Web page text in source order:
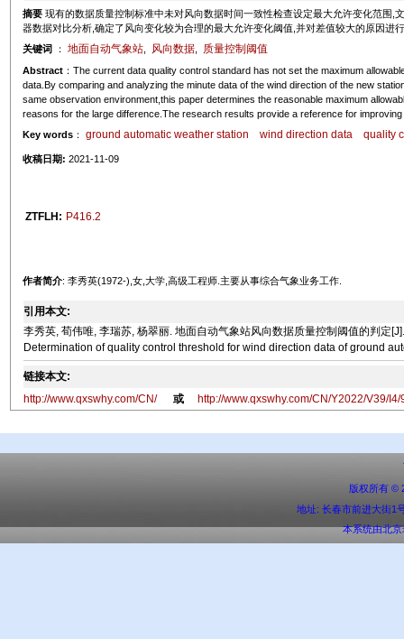
摘要现有的数据质量控制标准中未对风向数据时间一致性检查设定最大允许变化范围,
器数据对比分析,确定了风向变化较为合理的最大允许变化阈值,并对差值较大的原因进
关键词
： 地面自动气象站, 风向数据, 质量控制阈值
Abstract：The current data quality control standard has not set the maximum
data.By comparing and analyzing the minute data of the wind direction of the new
same observation environment,this paper determines the reasonable maximum
reasons for the large difference.The research results provide a reference for
Key words： ground automatic weather station wind direction data quality
收稿日期: 2021-11-09
ZTFLH: P416.2
作者简介: 李秀英(1972-),女,大学,高级工程师.主要从事综合气象业务工作.
引用本文:
李秀英, 荀伟唯, 李瑞苏, 杨翠丽. 地面自动气象站风向数据质量控制阈值的判
Determination of quality control threshold for wind direction data of ground
链接本文:
http://www.qxswhy.com/CN/
或 http://www.qxswhy.com/CN/Y2022/V39/I4/
版权所有 ©
地址: 长春市前进大街1
本系统由北京